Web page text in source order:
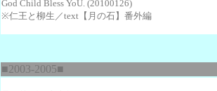
God Child Bless YoU. (20100126)
※仁王と柳生／text【月の石】番外編
■2003-2005■